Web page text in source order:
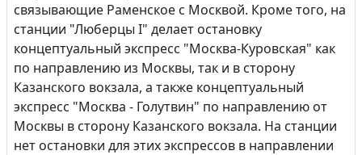
связывающие Раменское с Москвой. Кроме того, на
станции "Люберцы I" делает остановку
концептуальный экспресс "Москва-Куровская" как
по направлению из Москвы, так и в сторону
Казанского вокзала, а также концептуальный
экспресс "Москва - Голутвин" по направлению от
Москвы в сторону Казанского вокзала. На станции
нет остановки для этих экспрессов в направлении